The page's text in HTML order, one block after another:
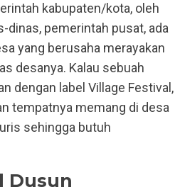
kabupaten/kota, oleh
dinas, pemerintah pusat, ada
yang berusaha merayakan
desanya. Kalau sebuah
dengan label Village Festival,
tempatnya memang di desa
sehingga butuh
Dusun